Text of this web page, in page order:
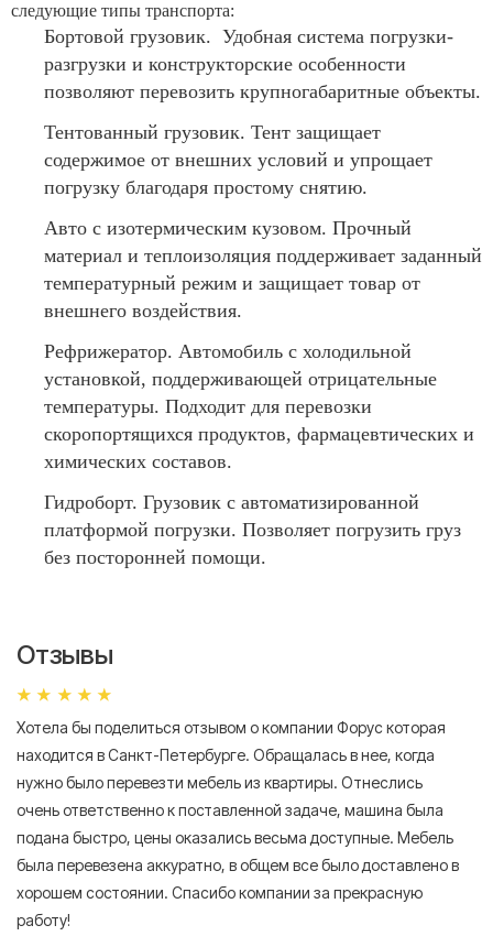
следующие типы транспорта:
Бортовой грузовик. Удобная система погрузки-
разгрузки и конструкторские особенности
позволяют перевозить крупногабаритные объекты.
Тентованный грузовик. Тент защищает
содержимое от внешних условий и упрощает
погрузку благодаря простому снятию.
Авто с изотермическим кузовом. Прочный
материал и теплоизоляция поддерживает заданный
температурный режим и защищает товар от
внешнего воздействия.
Рефрижератор. Автомобиль с холодильной
установкой, поддерживающей отрицательные
температуры. Подходит для перевозки
скоропортящихся продуктов, фармацевтических и
химических составов.
Гидроборт. Грузовик с автоматизированной
платформой погрузки. Позволяет погрузить груз
без посторонней помощи.
Отзывы
Хотела бы поделиться отзывом о компании Форус которая
находится в Санкт-Петербурге. Обращалась в нее, когда
нужно было перевезти мебель из квартиры. Отнеслись
очень ответственно к поставленной задаче, машина была
подана быстро, цены оказались весьма доступные. Мебель
была перевезена аккуратно, в общем все было доставлено в
хорошем состоянии. Спасибо компании за прекрасную
работу!